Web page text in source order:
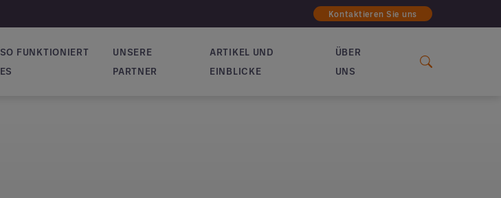
Kontaktieren Sie uns
SO FUNKTIONIERT
ES
UNSERE
PARTNER
ARTIKEL UND
EINBLICKE
ÜBER
UNS